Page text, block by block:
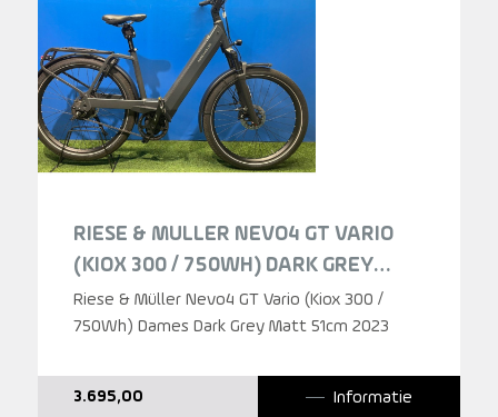
RIESE & MULLER NEVO4 GT VARIO
(KIOX 300 / 750WH) DARK GREY
MATT DAMES 2023
Riese & Müller Nevo4 GT Vario (Kiox 300 /
750Wh) Dames Dark Grey Matt 51cm 2023
3.695,00 Informatie